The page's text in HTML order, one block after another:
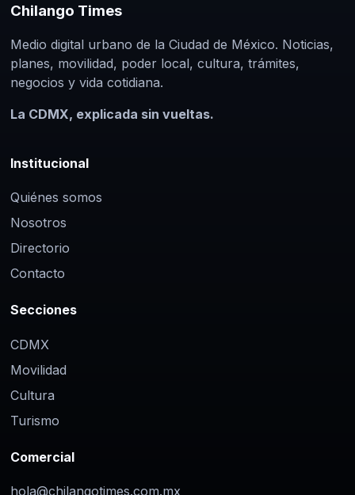
Chilango Times
Medio digital urbano de la Ciudad de México. Noticias,
planes, movilidad, poder local, cultura, trámites,
negocios y vida cotidiana.
La CDMX, explicada sin vueltas.
Institucional
Quiénes somos
Nosotros
Directorio
Contacto
Secciones
CDMX
Movilidad
Cultura
Turismo
Comercial
hola@chilangotimes.com.mx